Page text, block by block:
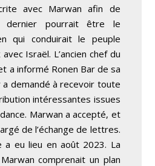
avec Marwan afin de
dernier pourrait être le
qui conduirait le peuple
Israël. L’ancien chef du
a informé Ronen Bar de sa
a demandé à recevoir toute
intéressantes issues
Marwan a accepté, et
de l’échange de lettres.
a eu lieu en août 2023. La
comprenait un plan